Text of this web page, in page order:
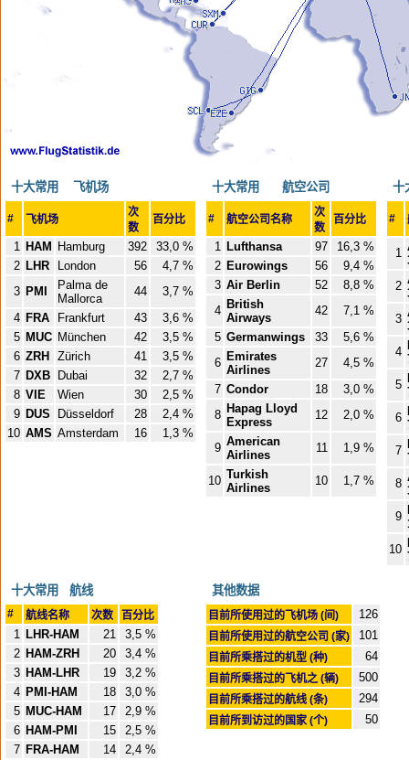
十大常用 飞机场
# 飞机场
次
数
百分比
1 HAM Hamburg 392
33,0 %
2 LHR London 56
4,7 %
3 PMI
Palma de
Mallorca
44
3,7 %
4 FRA Frankfurt 43
3,6 %
5 MUC München 42
3,5 %
6 ZRH Zürich 41
3,5 %
7 DXB Dubai 32
2,7 %
8 VIE Wien 30
2,5 %
9 DUS Düsseldorf 28
2,4 %
10 AMS Amsterdam 16 1,3 %
十大常用 航空公司
# 航空公司名称
次
数
百分比
1 Lufthansa 97
16,3 %
2 Eurowings 56
9,4 %
3 Air Berlin 52
8,8 %
4 British
Airways
42
7,1 %
5 Germanwings 33
5,6 %
6 Emirates
Airlines
27
4,5 %
7 Condor 18
3,0 %
8 Hapag Lloyd
Express
12 2,0 %
9 American
Airlines
11 1,9 %
10 Turkish
Airlines
10 1,7 %
十
#
1
2
3
4
5
6
7
8
9
10
十大常用 航线
# 航线名称 次数 百分比
1 LHR-HAM 21
3,5 %
2 HAM-ZRH 20
3,4 %
3 HAM-LHR 19
3,2 %
4 PMI-HAM 18
3,0 %
5 MUC-HAM 17
2,9 %
6 HAM-PMI 15
2,5 %
7 FRA-HAM 14
2,4 %
其他数据
目前所使用过的飞机场 (间) 126
目前所使用过的航空公司 (家) 101
目前所乘搭过的机型 (种) 64
目前所乘搭过的飞机之 (辆) 500
目前所乘搭过的航线 (条) 294
目前所到访过的国家 (个) 50